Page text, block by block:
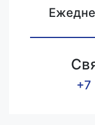
+7